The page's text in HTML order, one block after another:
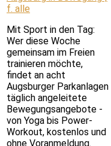
f. alle
Mit Sport in den Tag:
Wer diese Woche
gemeinsam im Freien
trainieren möchte,
findet an acht
Augsburger Parkanlagen
täglich angeleitete
Bewegungsangebote -
von Yoga bis Power-
Workout, kostenlos und
ohne Voranmeldung.